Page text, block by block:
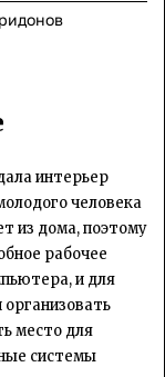
интерьер
человека
из дома, поэтому
рабочее
и для
место для
системы